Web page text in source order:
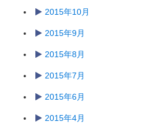
2015年10月
2015年9月
2015年8月
2015年7月
2015年6月
2015年4月